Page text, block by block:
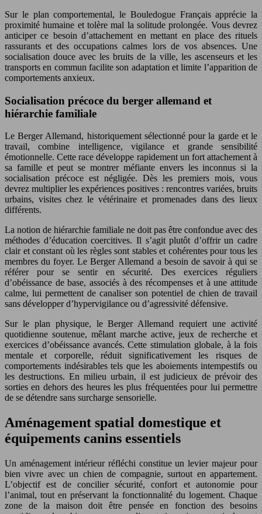
Sur le plan comportemental, le Bouledogue Français apprécie la
proximité humaine et tolère mal la solitude prolongée. Vous devrez
anticiper ce besoin d’attachement en mettant en place des rituels
rassurants et des occupations calmes lors de vos absences. Une
socialisation douce avec les bruits de la ville, les ascenseurs et les
transports en commun facilite son adaptation et limite l’apparition de
comportements anxieux.
Socialisation précoce du berger allemand et
hiérarchie familiale
Le Berger Allemand, historiquement sélectionné pour la garde et le
travail, combine intelligence, vigilance et grande sensibilité
émotionnelle. Cette race développe rapidement un fort attachement à
sa famille et peut se montrer méfiante envers les inconnus si la
socialisation précoce est négligée. Dès les premiers mois, vous
devrez multiplier les expériences positives : rencontres variées, bruits
urbains, visites chez le vétérinaire et promenades dans des lieux
différents.
La notion de hiérarchie familiale ne doit pas être confondue avec des
méthodes d’éducation coercitives. Il s’agit plutôt d’offrir un cadre
clair et constant où les règles sont stables et cohérentes pour tous les
membres du foyer. Le Berger Allemand a besoin de savoir à qui se
référer pour se sentir en sécurité. Des exercices réguliers
d’obéissance de base, associés à des récompenses et à une attitude
calme, lui permettent de canaliser son potentiel de chien de travail
sans développer d’hypervigilance ou d’agressivité défensive.
Sur le plan physique, le Berger Allemand requiert une activité
quotidienne soutenue, mêlant marche active, jeux de recherche et
exercices d’obéissance avancés. Cette stimulation globale, à la fois
mentale et corporelle, réduit significativement les risques de
comportements indésirables tels que les aboiements intempestifs ou
les destructions. En milieu urbain, il est judicieux de prévoir des
sorties en dehors des heures les plus fréquentées pour lui permettre
de se détendre sans surcharge sensorielle.
Aménagement spatial domestique et
équipements canins essentiels
Un aménagement intérieur réfléchi constitue un levier majeur pour
bien vivre avec un chien de compagnie, surtout en appartement.
L’objectif est de concilier sécurité, confort et autonomie pour
l’animal, tout en préservant la fonctionnalité du logement. Chaque
zone de la maison doit être pensée en fonction des besoins